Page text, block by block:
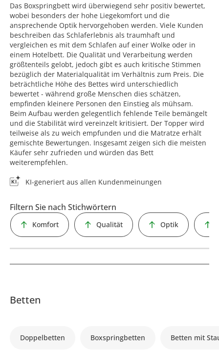
Das Boxspringbett wird überwiegend sehr positiv bewertet,
wobei besonders der hohe Liegekomfort und die
ansprechende Optik hervorgehoben werden. Viele Kunden
beschreiben das Schlaferlebnis als traumhaft und
vergleichen es mit dem Schlafen auf einer Wolke oder in
einem Hotelbett. Die Qualität und Verarbeitung werden
größtenteils gelobt, jedoch gibt es auch kritische Stimmen
bezüglich der Materialqualität im Verhältnis zum Preis. Die
beträchtliche Höhe des Bettes wird unterschiedlich
bewertet - während große Menschen dies schätzen,
empfinden kleinere Personen den Einstieg als mühsam.
Beim Aufbau werden gelegentlich fehlende Teile bemängelt
und die Stabilität wird vereinzelt kritisiert. Der Topper wird
teilweise als zu weich empfunden und die Matratze erhält
gemischte Bewertungen. Insgesamt zeigen sich die meisten
Käufer sehr zufrieden und würden das Bett
weiterempfehlen.
KI-generiert aus allen Kundenmeinungen
Filtern Sie nach Stichwörtern
Komfort Qualität Optik
Betten
Doppelbetten Boxspringbetten Betten mit